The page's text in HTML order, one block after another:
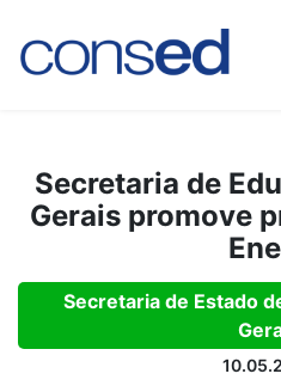
Secretaria de
Gerais promove
Secretaria de Estado